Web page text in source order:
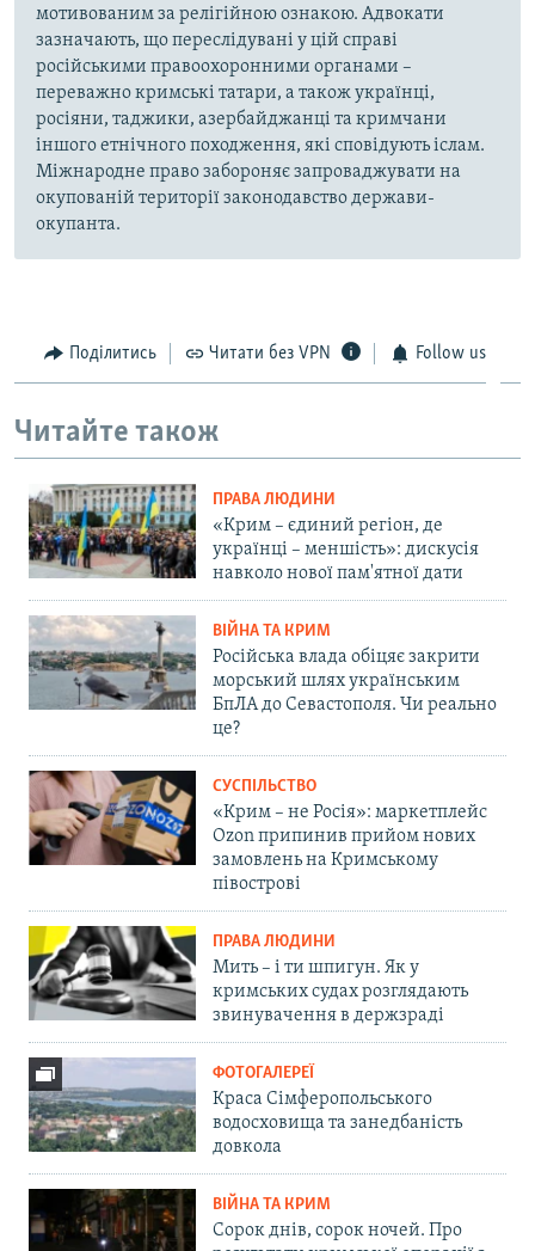
мотивованим за релігійною ознакою. Адвокати
зазначають, що переслідувані у цій справі
російськими правоохоронними органами –
переважно кримські татари, а також українці,
росіяни, таджики, азербайджанці та кримчани
іншого етнічного походження, які сповідують іслам.
Міжнародне право забороняє запроваджувати на
окупованій території законодавство держави-
окупанта.
Поділитись Читати без VPN Follow us
Читайте також
ПРАВА ЛЮДИНИ
«Крим – єдиний регіон, де
українці – меншість»: дискусія
навколо нової пам'ятної дати
ВІЙНА ТА КРИМ
Російська влада обіцяє закрити
морський шлях українським
БпЛА до Севастополя. Чи реально
це?
СУСПІЛЬСТВО
«Крим – не Росія»: маркетплейс
Ozon припинив прийом нових
замовлень на Кримському
півострові
ПРАВА ЛЮДИНИ
Мить – і ти шпигун. Як у
кримських судах розглядають
звинувачення в держзраді
ФОТОГАЛЕРЕЇ
Краса Сімферопольського
водосховища та занедбаність
довкола
ВІЙНА ТА КРИМ
Сорок днів, сорок ночей. Про